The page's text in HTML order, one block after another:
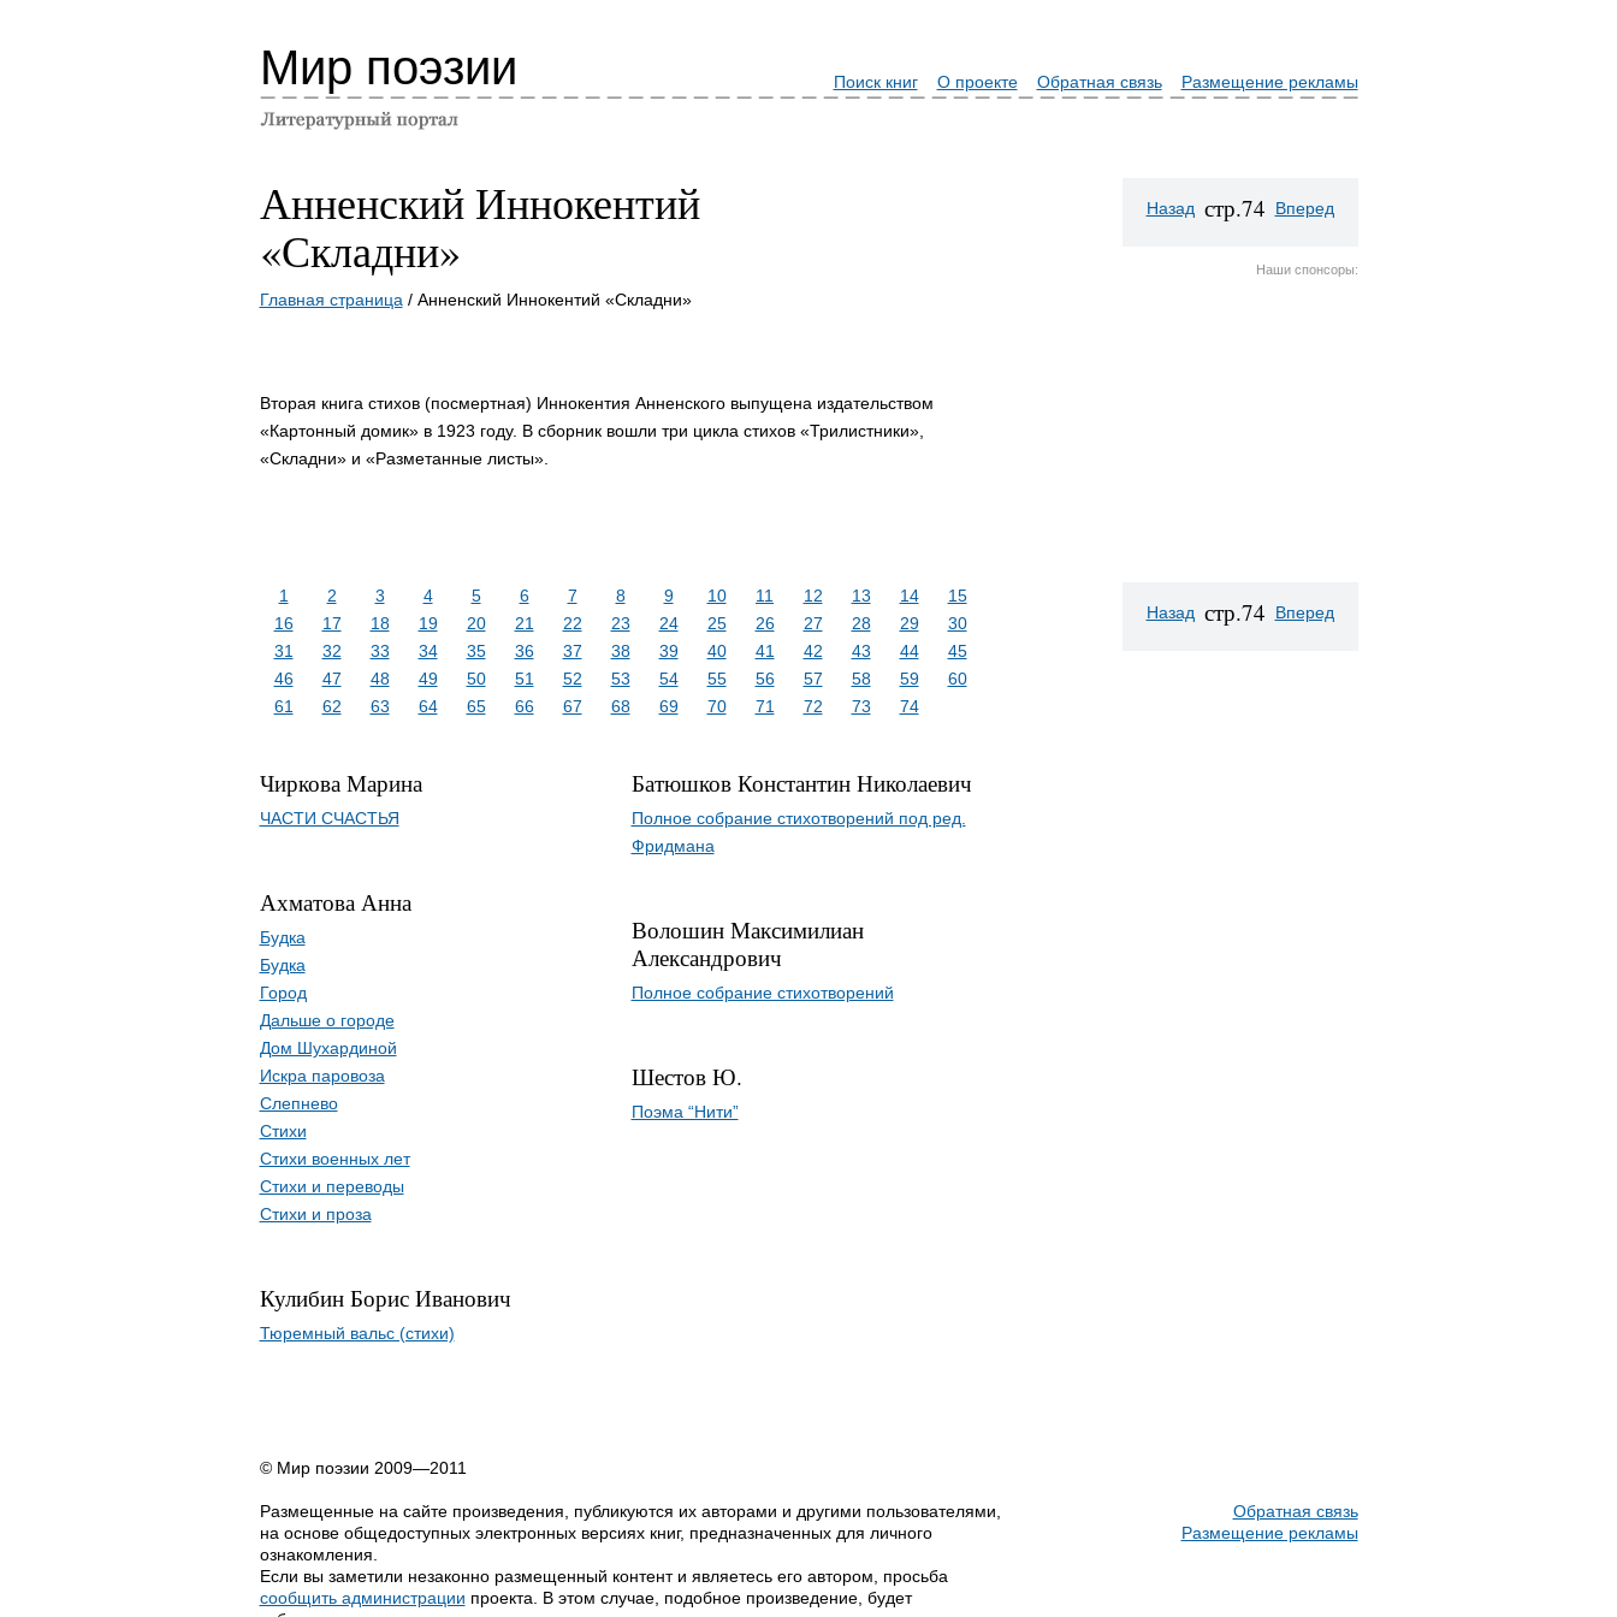
Мир поэзии Поиск книг О проекте Обратная связь Размещение рекламы
Анненский Иннокентий
«Складни»
Главная страница / Анненский Иннокентий «Складни»
Вторая книга стихов (посмертная) Иннокентия Анненского выпущена издательством
«Картонный домик» в 1923 году. В сборник вошли три цикла стихов «Трилистники»,
«Складни» и «Разметанные листы».
Назад стр.74 Вперед
Наши спонсоры:
1 2 3 4 5 6 7 8 9 10 11 12 13 14
15
16
17 18 19 20 21 22 23 24 25 26 27 28 29
30
31
32 33 34 35 36 37 38 39 40 41 42 43 44
45
46
47 48 49 50 51 52 53 54 55 56 57 58 59
60
61
62 63 64 65 66 67 68 69 70 71 72 73 74
Чиркова Марина
ЧАСТИ СЧАСТЬЯ
Ахматова Анна
Будка
Будка
Город
Дальше о городе
Дом Шухардиной
Искра паровоза
Слепнево
Стихи
Стихи военных лет
Стихи и переводы
Стихи и проза
Кулибин Борис Иванович
Тюремный вальс (стихи)
Батюшков Константин Николаевич
Полное собрание стихотворений под ред.
Фридмана
Волошин Максимилиан
Александрович
Полное собрание стихотворений
Шестов Ю.
Поэма “Нити”
Назад стр.74 Вперед
© Мир поэзии 2009—2011
Размещенные на сайте произведения, публикуются их авторами и другими пользователями,
на основе общедоступных электронных версиях книг, предназначенных для личного
ознакомления.
Если вы заметили незаконно размещенный контент и являетесь его автором, просьба
сообщить администрации проекта. В этом случае, подобное произведение, будет
Обратная связь
Размещение рекламы